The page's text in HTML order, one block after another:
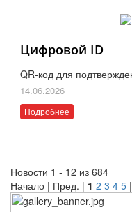
Цифровой ID
QR-код для
14.06.2026
Подробнее
Новости 1 - 12 из 684
Начало | Пред. | 1 2 3 4 5 |